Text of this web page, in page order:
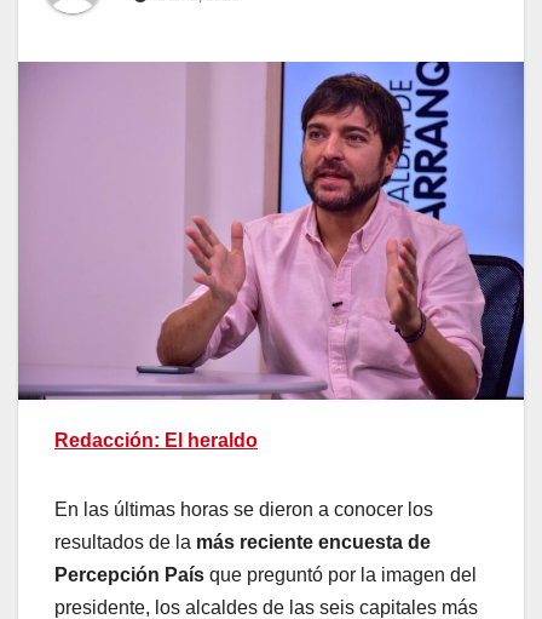
Redacción: El heraldo
En las últimas horas se dieron a conocer los
resultados de la más reciente encuesta de
Percepción País que preguntó por la imagen del
presidente, los alcaldes de las seis capitales más